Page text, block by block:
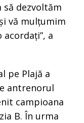
dezvoltăm
vă mulțumim
a
pe Plajă a
antrenorul
campioana
B. În urma